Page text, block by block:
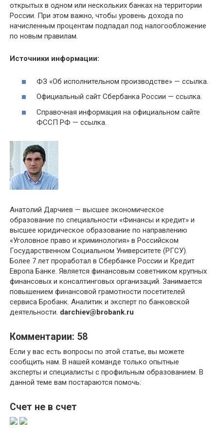
открытых в одном или нескольких банках на территории
России. При этом важно, чтобы уровень дохода по
начисленным процентам подпадал под налогообложение
по новым правилам.
Источники информации:
ФЗ «Об исполнительном производстве» — ссылка.
Официальный сайт Сбербанка России — ссылка.
Справочная информация на официальном сайте
ФССП РФ — ссылка.
Анатолий Дарчиев — высшее экономическое
образование по специальности «Финансы и кредит» и
высшее юридическое образование по направлению
«Уголовное право и криминология» в Российском
Государственном Социальном Университете (РГСУ).
Более 7 лет проработал в Сбербанке России и Кредит
Европа Банке. Является финансовым советником крупных
финансовых и консалтинговых организаций. Занимается
повышением финансовой грамотности посетителей
сервиса Бробанк. Аналитик и эксперт по банковской
деятельности. darchiev@brobank.ru
Комментарии: 58
Если у вас есть вопросы по этой статье, вы можете
сообщить нам. В нашей команде только опытные
эксперты и специалисты с профильным образованием. В
данной теме вам постараются помочь:
Счет не в счет